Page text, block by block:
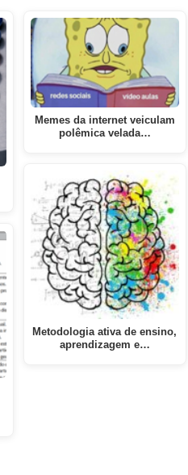
Memes da internet veiculam
polêmica velada…
Metodologia ativa de ensino,
aprendizagem e…